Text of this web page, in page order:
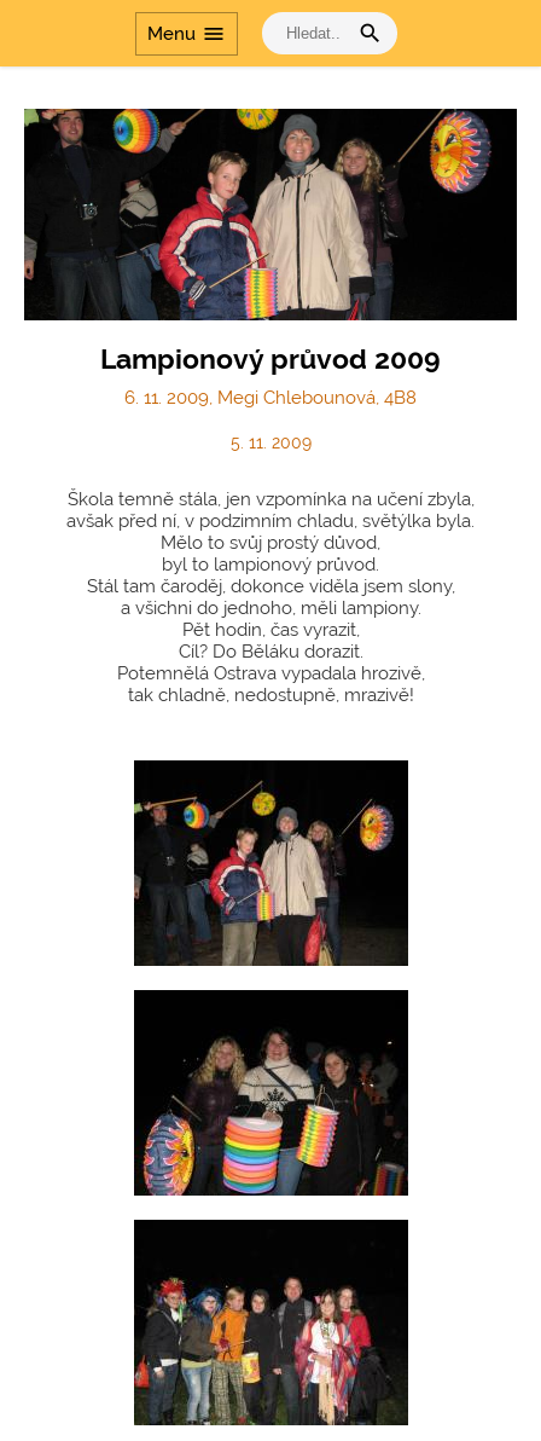
Menu menu search
Lampionový průvod 2009
6. 11. 2009, Megi Chlebounová, 4B8
5. 11. 2009
Škola temně stála, jen vzpomínka na učení zbyla,
avšak před ní, v podzimním chladu, světýlka byla.
Mělo to svůj prostý důvod,
byl to lampionový průvod.
Stál tam čaroděj, dokonce viděla jsem slony,
a všichni do jednoho, měli lampiony.
Pět hodin, čas vyrazit,
Cíl? Do Běláku dorazit.
Potemnělá Ostrava vypadala hrozivě,
tak chladně, nedostupně, mrazivě!